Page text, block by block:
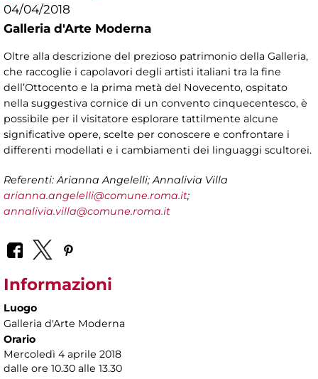
04/04/2018
Galleria d'Arte Moderna
Oltre alla descrizione del prezioso patrimonio della Galleria,
che raccoglie i capolavori degli artisti italiani tra la fine
dell’Ottocento e la prima metà del Novecento, ospitato
nella suggestiva cornice di un convento cinquecentesco, è
possibile per il visitatore esplorare tattilmente alcune
significative opere, scelte per conoscere e confrontare i
differenti modellati e i cambiamenti dei linguaggi scultorei.
Referenti: Arianna Angelelli; Annalivia Villa
arianna.angelelli@comune.roma.it;
annalivia.villa@comune.roma.it
Informazioni
Luogo
Galleria d'Arte Moderna
Orario
Mercoledì 4 aprile 2018
dalle ore 10.30 alle 13.30